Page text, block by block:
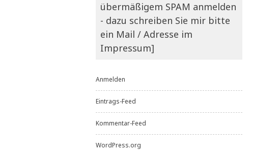
übermäßigem SPAM anmelden
- dazu schreiben Sie mir bitte
ein Mail / Adresse im
Impressum]
Anmelden
Eintrags-Feed
Kommentar-Feed
WordPress.org